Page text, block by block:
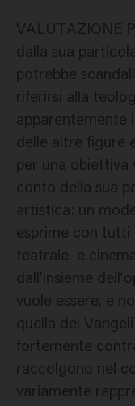
VALUTAZIONE
dalla sua
potrebbe
riferirsi alla
apparentemente
delle altre figure
per una obiettiva
conto della sua
artistica: un
esprime con tutti
teatrale e
dall’insieme
vuole essere, e
quella dei
fortemente
raccolgono nel
variamente